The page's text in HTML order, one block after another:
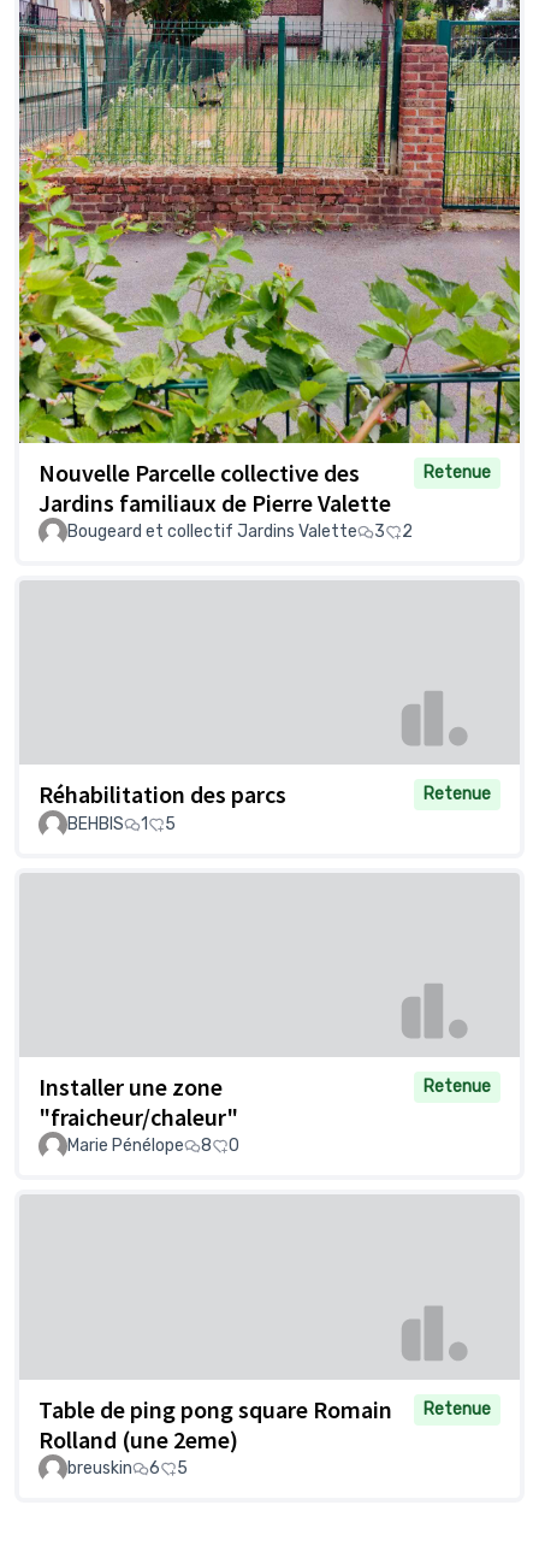
Nouvelle Parcelle collective des
Jardins familiaux de Pierre Valette
Retenue
Bougeard et collectif Jardins Valette 3 2
Réhabilitation des parcs
Retenue
BEHBIS
1 5
Installer une zone
"fraicheur/chaleur"
Retenue
Marie Pénélope 8 0
Table de ping pong square Romain
Rolland (une 2eme)
Retenue
breuskin 6 5